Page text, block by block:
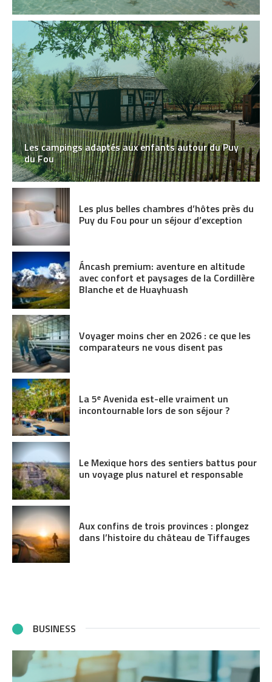
Les campings adaptés aux enfants autour du Puy
du Fou
Les plus belles chambres d’hôtes près du
Puy du Fou pour un séjour d’exception
Áncash premium: aventure en altitude
avec confort et paysages de la Cordillère
Blanche et de Huayhuash
Voyager moins cher en 2026 : ce que les
comparateurs ne vous disent pas
La 5ᵉ Avenida est-elle vraiment un
incontournable lors de son séjour ?
Le Mexique hors des sentiers battus pour
un voyage plus naturel et responsable
Aux confins de trois provinces : plongez
dans l’histoire du château de Tiffauges
BUSINESS